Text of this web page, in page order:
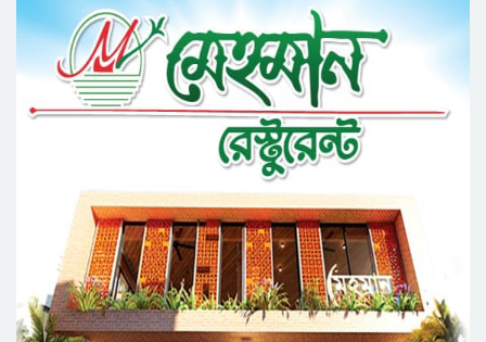
সিলেটে গ্যাস সংকট নিয়ে যা বলল জালালাবাদ
প্রতিষ্ঠার এক বছর: গবেষণা, অর্জন ও অঙ্গীকারে নতুন
দিগন্তে মেট্রোপলিটন ইউনিভার্সিটি রিসার্চ সোসাইটি
জেলা পরিষদের প্রশাসক আবুল কাহের চৌধুরী জুলাই
স্মৃতিস্তম্ভে শ্রদ্ধা নিবেদন
সিলেট মহানগর ছাত্রশিবিরের মিছিল সম্পন্ন
ধরিত্রী রক্ষায় আমরা’র উদ্যোগে সিলেটে বৃক্ষ রোপনের
কর্মসূচি পালন